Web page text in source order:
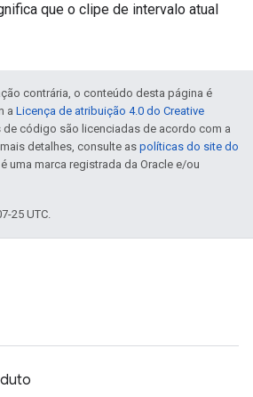
que o clipe de intervalo atual
contrária, o conteúdo desta página é
a Licença de atribuição 4.0 do Creative
de código são licenciadas de acordo com a
mais detalhes, consulte as políticas do site do
é uma marca registrada da Oracle e/ou
25 UTC.